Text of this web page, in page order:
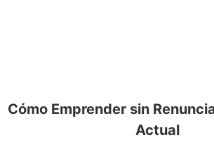
Cómo Emprender sin
Actual